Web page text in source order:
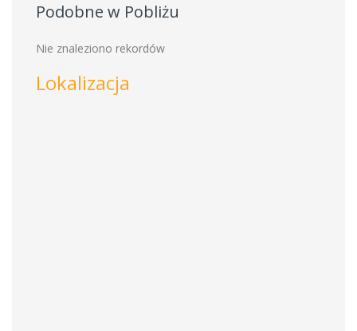
Podobne w Pobliżu
Nie znaleziono rekordów
Lokalizacja